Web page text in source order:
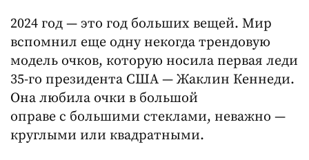
2024 год — это год больших вещей. Мир
вспомнил еще одну некогда трендовую
модель очков, которую носила первая леди
35-го президента США — Жаклин Кеннеди.
Она любила очки в большой
оправе с большими стеклами, неважно —
круглыми или квадратными.